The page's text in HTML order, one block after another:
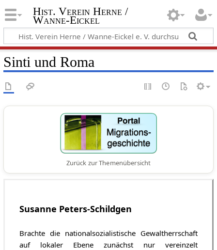
Hist. Verein Herne /
Wanne-Eickel
Sinti und Roma
Zurück zur Themenübersicht
Susanne Peters-Schildgen
Brachte die nationalsozialistische Gewaltherrschaft
auf lokaler Ebene zunächst nur vereinzelt